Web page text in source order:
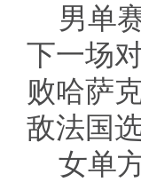
男单
下一场
败哈萨
敌法国
女单